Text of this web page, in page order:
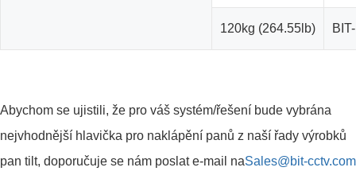
120kg (264.55lb)
Abychom se ujistili, že pro váš systém/řešení bude vybrána
nejvhodnější hlavička pro naklápění panů z naší řady výrobků
pan tilt, doporučuje se nám poslat e-mail naSales@bit-cctv.com